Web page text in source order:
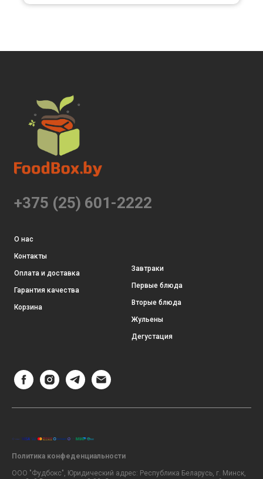
+375 (25) 601-2222
О нас
Контакты
Оплата и доставка
Гарантия качества
Корзина
Завтраки
Первые блюда
Вторые блюда
Жульены
Дегустация
Политика конфеденциальности
ООО "Фудбокс", Юридический адрес: Республика Беларусь, г. Минск,